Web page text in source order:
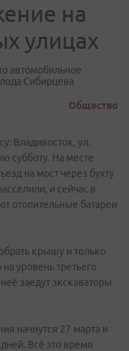
на
улицах
автомобильное
Сибирцева
Общество
Владивосток, ул.
субботу. На месте
на мост через бухту
и сейчас в
отопительные батареи
крышу и только
уровень третьего
заедут экскаваторы
начнутся 27 марта и
Всё это время